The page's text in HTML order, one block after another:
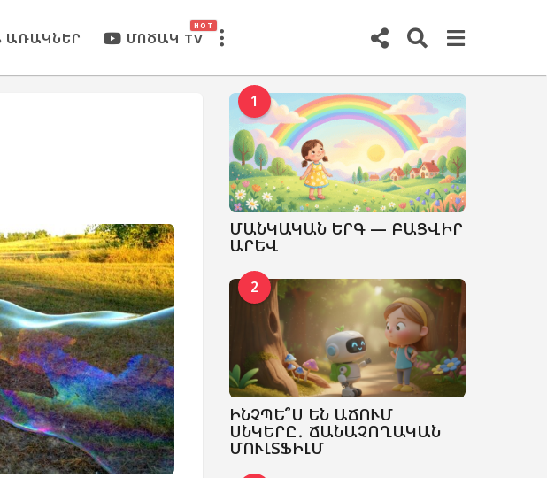
ԱՌԱԿՆԵՐ ՄՈԾԱԿ TV
HOT
1
ՄԱՆԿԱԿԱՆ ԵՐԳ — ԲԱՑՎԻՐ
ԱՐԵՎ
2
ԻՆՉՊԵ՞Ս ԵՆ ԱՃՈՒՄ
ՍՆԿԵՐԸ․ ՃԱՆԱՉՈՂԱԿԱՆ
ՄՈՒԼՏՖԻԼՄ